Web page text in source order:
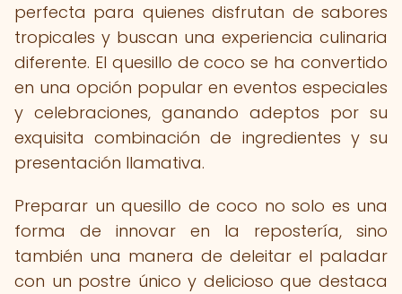
perfecta para quienes disfrutan de sabores
tropicales y buscan una experiencia culinaria
diferente. El quesillo de coco se ha convertido
en una opción popular en eventos especiales
y celebraciones, ganando adeptos por su
exquisita combinación de ingredientes y su
presentación llamativa.
Preparar un quesillo de coco no solo es una
forma de innovar en la repostería, sino
también una manera de deleitar el paladar
con un postre único y delicioso que destaca